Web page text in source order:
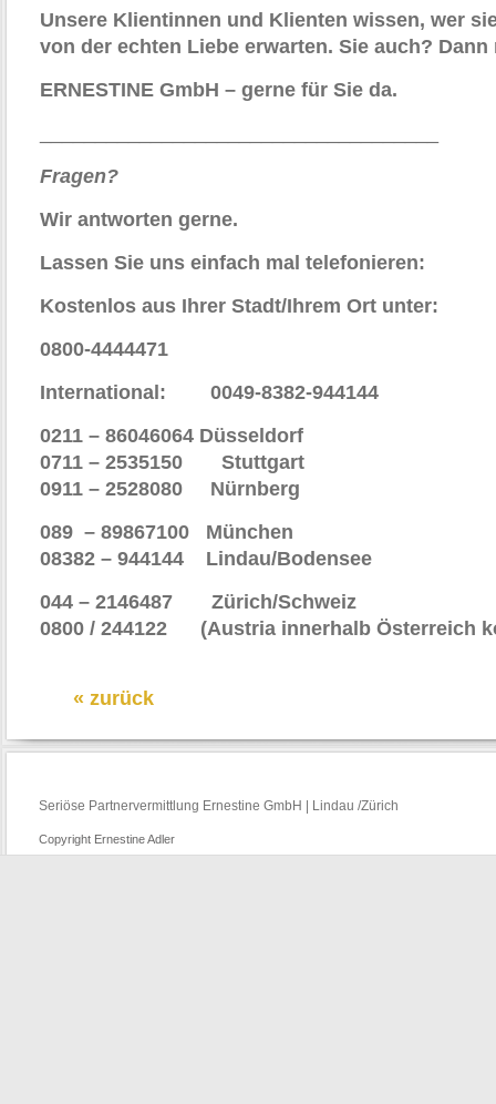
Unsere Klientinnen und Klienten wissen, wer
von der echten Liebe erwarten. Sie auch?
ERNESTINE GmbH – gerne für Sie da.
Fragen?
Wir antworten gerne.
Lassen Sie uns einfach mal telefonieren:
Kostenlos aus Ihrer Stadt/Ihrem Ort
0800-4444471
International: 0049-8382-944144
0211 – 86046064 Düsseldorf
0711 – 2535150 Stuttgart
0911 – 2528080
Nürnberg
089 – 89867100 München
08382 – 944144 Lindau/Bodensee
044 – 2146487 Zürich/Schweiz
0800 / 244122 (Austria innerhalb Österreich
« zurück
Seriöse Partnervermittlung Ernestine GmbH | Lindau /Zürich
Copyright Ernestine Adler